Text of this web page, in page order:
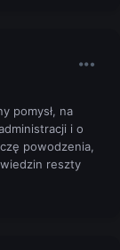
pomysł, na
i o
powodzenia,
reszty